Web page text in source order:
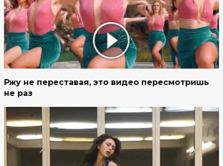
Ржу не переставая, это видео пересмотришь
не раз